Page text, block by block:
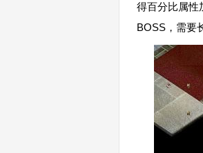
得百分比属性
BOSS，需要